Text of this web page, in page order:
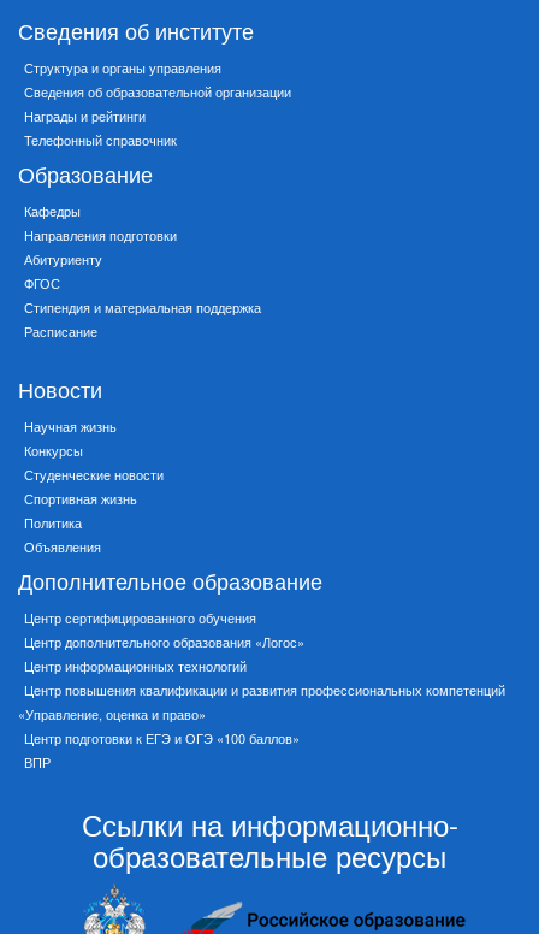
Сведения об институте
Структура и органы управления
Сведения об образовательной организации
Награды и рейтинги
Телефонный справочник
Образование
Кафедры
Направления подготовки
Абитуриенту
ФГОС
Стипендия и материальная поддержка
Расписание
Новости
Научная жизнь
Конкурсы
Студенческие новости
Спортивная жизнь
Политика
Объявления
Дополнительное образование
Центр сертифицированного обучения
Центр дополнительного образования «Логос»
Центр информационных технологий
Центр повышения квалификации и развития профессиональных компетенций
«Управление, оценка и право»
Центр подготовки к ЕГЭ и ОГЭ «100 баллов»
ВПР
Ссылки на информационно-
образовательные ресурсы